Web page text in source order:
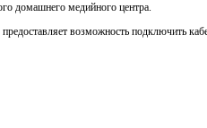
домашнего медийного центра.
возможность подключить